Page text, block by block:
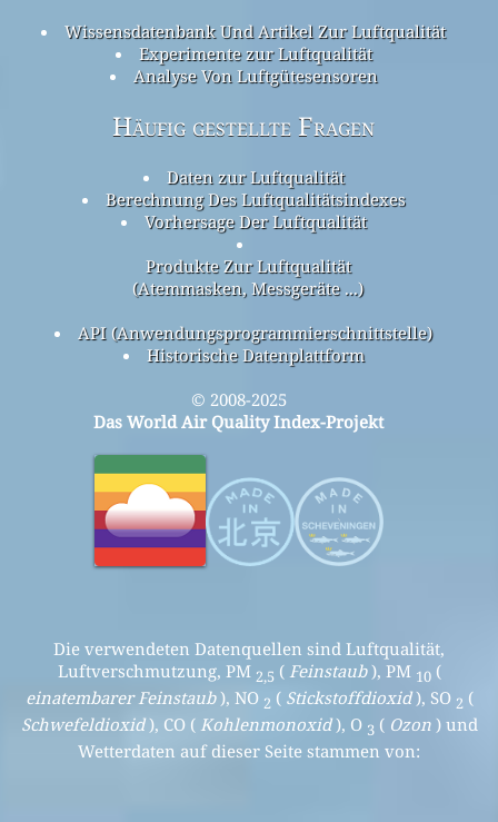
Wissensdatenbank Und Artikel Zur Luftqualität
Experimente zur Luftqualität
Analyse Von Luftgütesensoren
Häufig gestellte Fragen
Daten zur Luftqualität
Berechnung Des Luftqualitätsindexes
Vorhersage Der Luftqualität
Produkte Zur Luftqualität
(Atemmasken, Messgeräte ...)
API (Anwendungsprogrammierschnittstelle)
Historische Datenplattform
© 2008-2025
Das World Air Quality Index-Projekt
Die verwendeten Datenquellen sind Luftqualität,
Luftverschmutzung, PM 2,5 ( Feinstaub), PM 10(
einatembarer Feinstaub), NO 2 ( Stickstoffdioxid), SO 2 (
Schwefeldioxid), CO ( Kohlenmonoxid), O 3 ( Ozon) und
Wetterdaten auf dieser Seite stammen von: